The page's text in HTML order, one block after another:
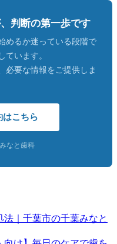
判断の第一歩です
めるか迷っている段階で
ています。
必要な情報をご提供しま
はこちら
なと歯科
法｜千葉市の千葉みなと